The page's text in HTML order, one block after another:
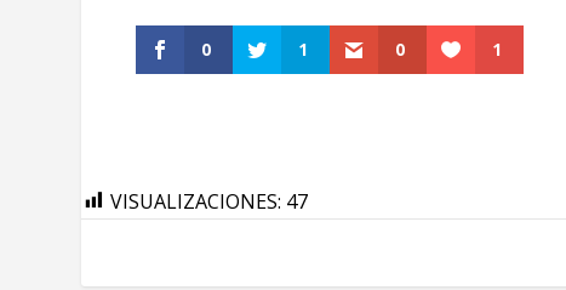
0 1 0 1
VISUALIZACIONES: 47